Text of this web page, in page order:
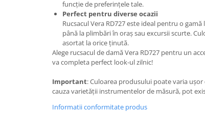
funcție de preferințele tale.
Perfect pentru diverse ocazii
Rucsacul Vera RD727 este ideal pentru o
până la plimbări în oraș sau excursii scurte.
asortat la orice ținută.
Alege rucsacul de damă Vera RD727 pentru un
va completa perfect look-ul zilnic!
Important: Culoarea produsului poate varia
cauza varietății instrumentelor de măsură, pot
Informatii conformitate produs